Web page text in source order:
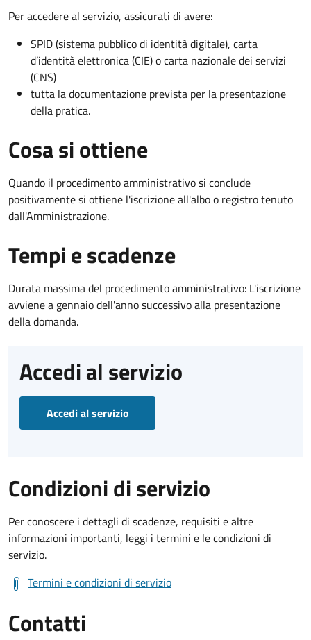
Per accedere al servizio, assicurati di avere:
SPID (sistema pubblico di identità digitale), carta
d’identità elettronica (CIE) o carta nazionale dei servizi
(CNS)
tutta la documentazione prevista per la presentazione
della pratica.
Cosa si ottiene
Quando il procedimento amministrativo si conclude
positivamente si ottiene l'iscrizione all'albo o registro tenuto
dall'Amministrazione.
Tempi e scadenze
Durata massima del procedimento amministrativo: L'iscrizione
avviene a gennaio dell'anno successivo alla presentazione
della domanda.
Accedi al servizio
Accedi al servizio
Condizioni di servizio
Per conoscere i dettagli di scadenze, requisiti e altre
informazioni importanti, leggi i termini e le condizioni di
servizio.
Termini e condizioni di servizio
Contatti